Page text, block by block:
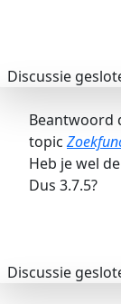
Discussie
Beantwoord
topic
Heb je wel
Dus 3.7.5?
Discussie